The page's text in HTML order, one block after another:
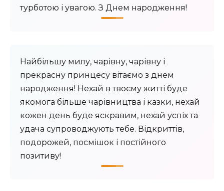
турботою і увагою. З Днем народження!
Найбільшу милу, чарівну, чарівну і
прекрасну принцесу вітаємо з днем ​​
народження! Нехай в твоєму житті буде
якомога більше чарівництва і казки, нехай
кожен день буде яскравим, нехай успіх та
удача супроводжують тебе. Відкриттів,
подорожей, посмішок і постійного
позитиву!